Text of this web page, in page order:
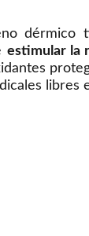
estimular la
libres